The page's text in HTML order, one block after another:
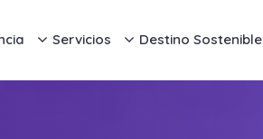
Servicios Destino Sostenible